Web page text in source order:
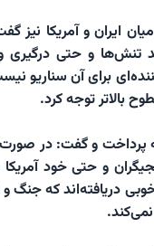
میان ایران و آمریکا
تنش‌ها و حتی درگیری
برای آن سناریو
بالاتر توجه کرد.
و گفت: در صورت
و حتی خود
دریافته‌اند که جنگ